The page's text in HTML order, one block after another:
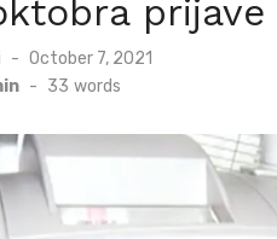
Posted
October 7, 2021
- 33 words